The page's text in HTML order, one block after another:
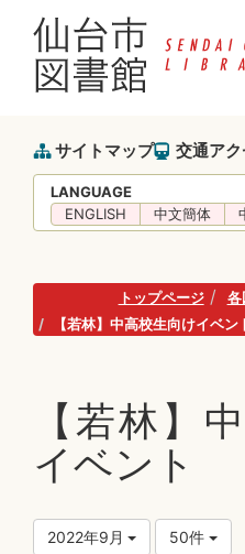
サイトマップ 交通アク
LANGUAGE
ENGLISH
中文簡体
トップページ 各
【若林】中高校生向けイベン
【若林】
イベント
2022年9月 50件